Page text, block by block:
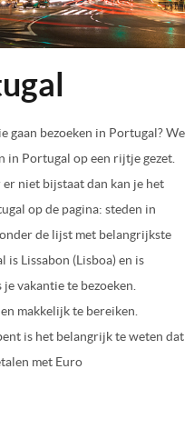
gaan bezoeken in Portugal? We
in Portugal op een rijtje gezet.
niet bijstaat dan kan je het
op de pagina: steden in
de lijst met belangrijkste
is Lissabon (Lisboa) en is
vakantie te bezoeken.
makkelijk te bereiken.
is het belangrijk te weten dat
met Euro